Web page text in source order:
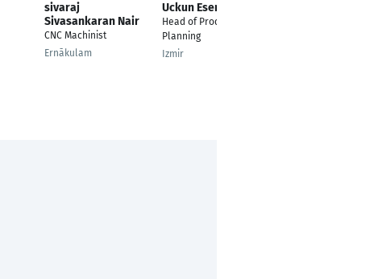
sivaraj
Sivasankaran Nair
CNC Machinist
Ernākulam
Uckun Esenturk
Head of Production
Planning
Izmir